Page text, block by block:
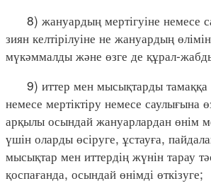
8) жануардың мертігуіне немесе
зиян келтірілуіне не жануардың
мүкәммалды және өзге де құрал-
9) иттер мен мысықтарды тамаққа
немесе мертіктіру немесе саулығына
арқылы осындай жануарлардан өнім
үшін оларды өсіруге, ұстауға,
мысықтар мен иттердің жүнін тарау
қоспағанда, осындай өнімді өткізуге;